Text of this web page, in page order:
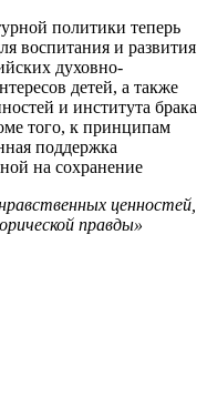
политики теперь
воспитания и развития
духовно-
детей, а также
и института брака
того, к принципам
поддержка
на сохранение
ценностей,
правды»